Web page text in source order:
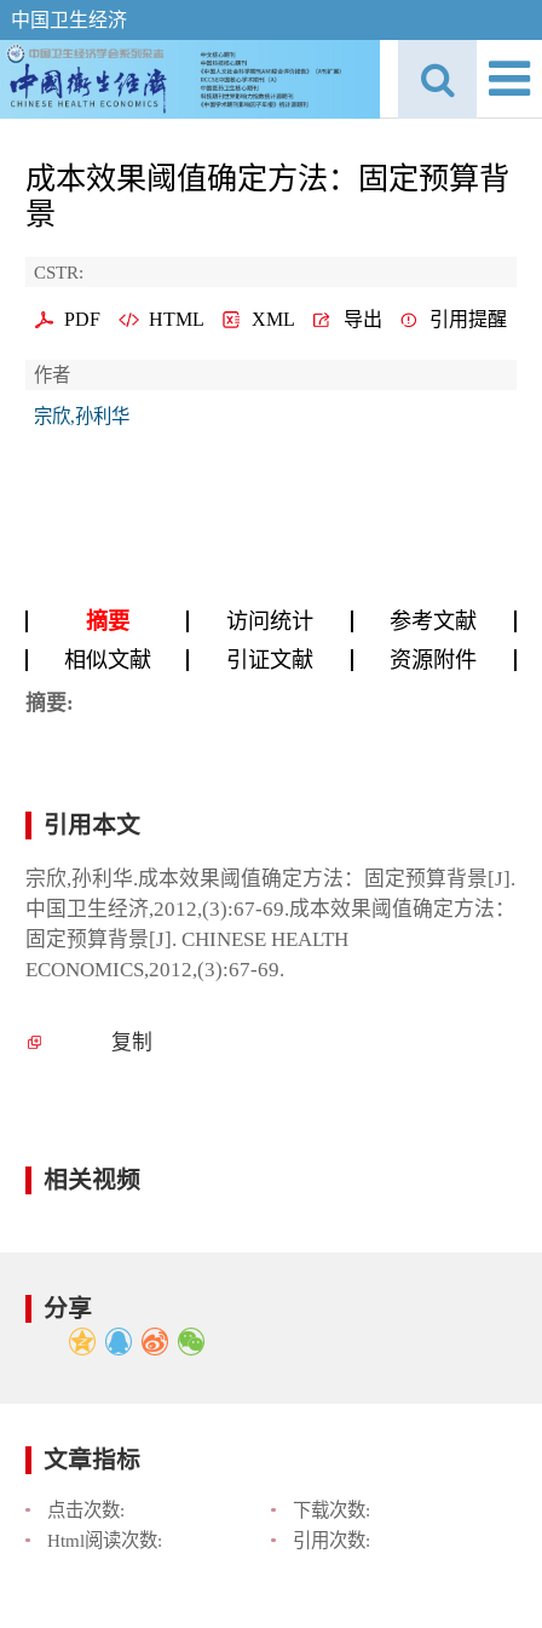
中国卫生经济
成本效果阈值确定方法：固定预算背
景
CSTR:
PDF HTML XML 导出 引用提醒
作者
宗欣,孙利华
摘要 访问统计
参考文献
相似文献
引证文献 资源附件
摘要:
引用本文
宗欣,孙利华.成本效果阈值确定方法：固定预算背景[J].
中国卫生经济,2012,(3):67-69.成本效果阈值确定方法：
固定预算背景[J]. CHINESE HEALTH
ECONOMICS,2012,(3):67-69.
复制
相关视频
分享
文章指标
点击次数:
下载次数:
Html阅读次数:
引用次数: